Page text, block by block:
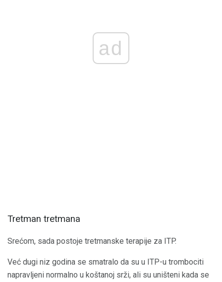
ad
Tretman tretmana
Srećom, sada postoje tretmanske terapije za ITP.
Već dugi niz godina se smatralo da su u ITP-u trombociti
napravljeni normalno u koštanoj srži, ali su uništeni kada se